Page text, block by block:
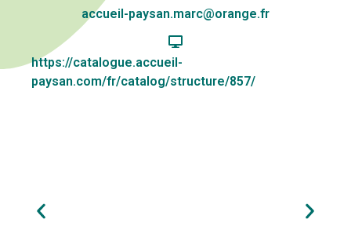
accueil-paysan.marc@orange.fr
https://catalogue.accueil-
paysan.com/fr/catalog/structure/857/